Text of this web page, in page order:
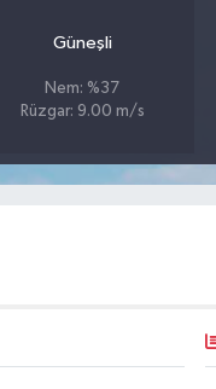
Güneşli
Nem: %37
Rüzgar: 9.00 m/s